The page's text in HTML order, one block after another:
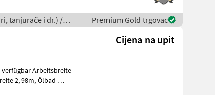
tanjurače i dr.) /
Premium Gold trgovac
Cijena na upit